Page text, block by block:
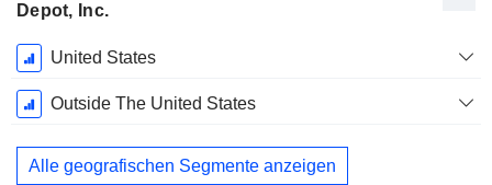
Depot, Inc.
Ende d.
Geschäftsjahres:
Februar
United States
Outside The United States
Alle geografischen Segmente anzeigen